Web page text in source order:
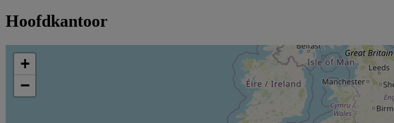
Hoofdkantoor
+
−